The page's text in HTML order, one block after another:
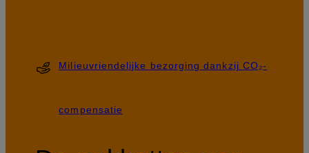
Milieuvriendelijke bezorging dankzij CO₂-
compensatie